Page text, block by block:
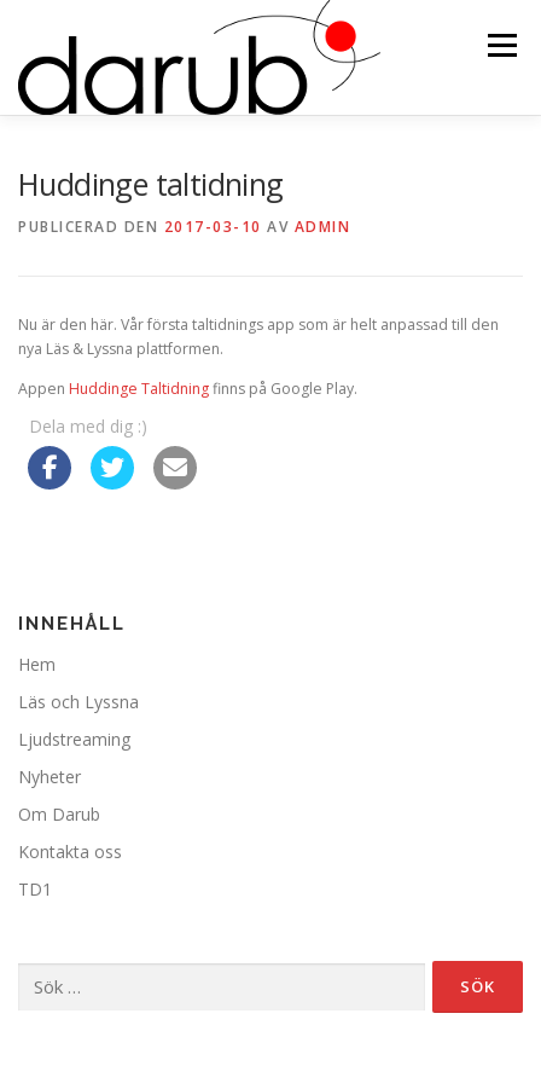
innehåll
Meny
Huddinge taltidning
PUBLICERAD DEN 2017-03-10 AV ADMIN
Nu är den här. Vår första taltidnings app som är helt anpassad till den
nya Läs & Lyssna plattformen.
Appen Huddinge Taltidningfinns på Google Play.
Dela med dig :)
INNEHÅLL
Hem
Läs och Lyssna
Ljudstreaming
Nyheter
Om Darub
Kontakta oss
TD1
efter: